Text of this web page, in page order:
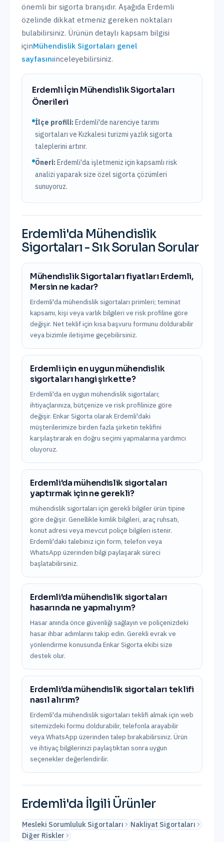
önemli bir sigorta branşıdır. Aşağıda Erdemli
özelinde dikkat etmeniz gereken noktaları
bulabilirsiniz. Ürünün detaylı kapsam bilgisi
içinMühendislik Sigortaları genel
sayfasınıinceleyebilirsiniz.
Erdemliİçin Mühendislik Sigortaları
Önerileri
İlçe profili:Erdemli'de narenciye tarımı
sigortaları ve Kızkalesi turizmi yazlık sigorta
taleplerini artırır.
Öneri:Erdemli'da işletmeniz için kapsamlı risk
analizi yaparak size özel sigorta çözümleri
sunuyoruz.
Erdemli'da Mühendislik
Sigortaları - Sık Sorulan Sorular
Mühendislik Sigortaları fiyatları Erdemli,
Mersin ne kadar?
Erdemli'da mühendislik sigortaları primleri; teminat
kapsamı, kişi veya varlık bilgileri ve risk profiline göre
değişir. Net teklif için kısa başvuru formunu doldurabilir
veya bizimle iletişime geçebilirsiniz.
Erdemli için en uygun mühendislik
sigortaları hangi şirkette?
Erdemli'da en uygun mühendislik sigortaları;
ihtiyaçlarınıza, bütçenize ve risk profilinize göre
değişir. Enkar Sigorta olarak Erdemli'daki
müşterilerimize birden fazla şirketin teklifini
karşılaştırarak en doğru seçimi yapmalarına yardımcı
oluyoruz.
Erdemli'da mühendislik sigortaları
yaptırmak için ne gerekli?
mühendislik sigortaları için gerekli bilgiler ürün tipine
göre değişir. Genellikle kimlik bilgileri, araç ruhsatı,
konut adresi veya mevcut poliçe bilgileri istenir.
Erdemli'daki talebiniz için form, telefon veya
WhatsApp üzerinden bilgi paylaşarak süreci
başlatabilirsiniz.
Erdemli'da mühendislik sigortaları
hasarında ne yapmalıyım?
Hasar anında önce güvenliği sağlayın ve poliçenizdeki
hasar ihbar adımlarını takip edin. Gerekli evrak ve
yönlendirme konusunda Enkar Sigorta ekibi size
destek olur.
Erdemli'da mühendislik sigortaları teklifi
nasıl alırım?
Erdemli'da mühendislik sigortaları teklifi almak için web
sitemizdeki formu doldurabilir, telefonla arayabilir
veya WhatsApp üzerinden talep bırakabilirsiniz. Ürün
ve ihtiyaç bilgilerinizi paylaştıktan sonra uygun
seçenekler değerlendirilir.
Erdemli'da İlgili Ürünler
Mesleki Sorumluluk Sigortaları
Nakliyat Sigortaları
Diğer Riskler